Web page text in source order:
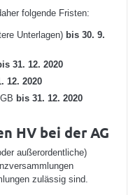
folgende Fristen:
Unterlagen) bis 30. 9.
31. 12. 2020
12. 2020
bis 31. 12. 2020
HV bei der AG
außerordentliche)
zulässig sind.